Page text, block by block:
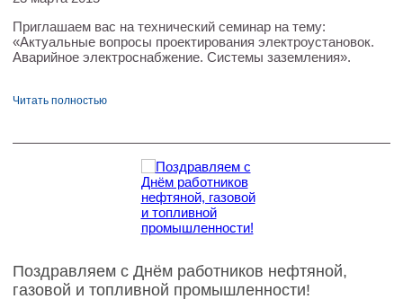
Приглашаем вас на технический семинар на тему:
«Актуальные вопросы проектирования электроустановок.
Аварийное электроснабжение. Системы заземления».
Читать полностью
Поздравляем с Днём работников нефтяной,
газовой и топливной промышленности!